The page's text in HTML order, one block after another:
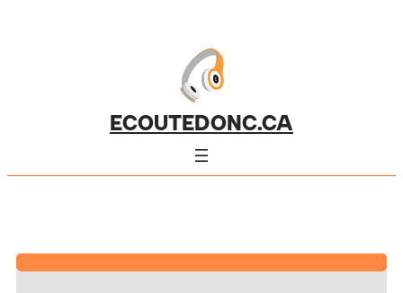
ECOUTEDONC.CA